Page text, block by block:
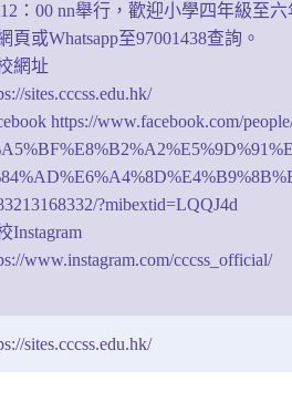
：00 nn舉行，歡迎小學四年級至
頁或Whatsapp至97001438查詢。
網址
sites.cccss.edu.hk/
https://www.facebook.com/
?mibextid=LQQJ4d
Instagram
www.instagram.com/cccss_official/
sites.cccss.edu.hk/